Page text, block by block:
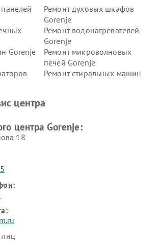
Ремонт духовых шкафов
Gorenje
Ремонт водонагревателей
Gorenje
Gorenje
Ремонт микроволновых
печей Gorenje
Ремонт стиральных машин
центра
центра Gorenje:
18